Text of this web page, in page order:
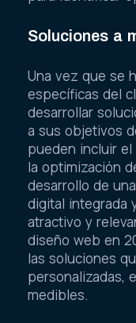
Soluciones a
Una vez que se
específicas del
desarrollar
a sus objetivos
pueden incluir
la optimización
desarrollo de
digital integrada
atractivo y
diseño web en
las soluciones
personalizadas,
medibles.